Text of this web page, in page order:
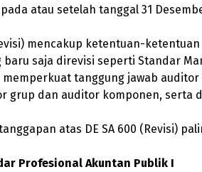
atau setelah tanggal 31
mencakup ketentuan-
saja direvisi seperti Standar
memperkuat tanggung jawab
grup dan auditor komponen, serta
atas DE SA 600 (Revisi)
Profesional Akuntan Publik I